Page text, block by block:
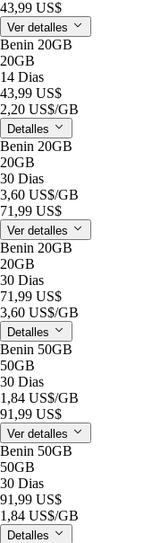
43,99 US$
Ver detalles
Benin 20GB
20GB
14 Dias
43,99 US$
2,20 US$/GB
Detalles
Benin 20GB
20GB
30 Dias
3,60 US$/GB
71,99 US$
Ver detalles
Benin 20GB
20GB
30 Dias
71,99 US$
3,60 US$/GB
Detalles
Benin 50GB
50GB
30 Dias
1,84 US$/GB
91,99 US$
Ver detalles
Benin 50GB
50GB
30 Dias
91,99 US$
1,84 US$/GB
Detalles